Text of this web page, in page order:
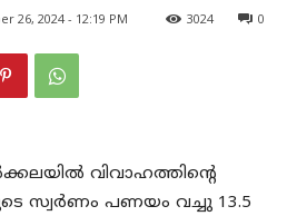
26, 2024 - 12:19 PM 0
3024
വിവാഹത്തിന്റെ
സ്വർണം പണയം വച്ചു 13.5